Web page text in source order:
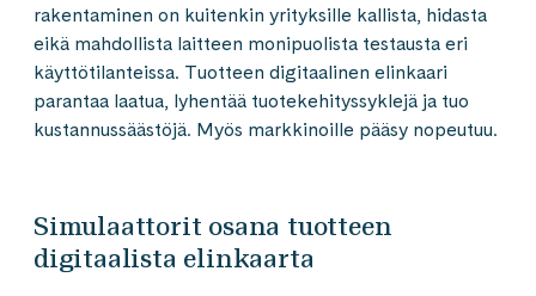
rakentaminen on kuitenkin yrityksille kallista, hidasta
eikä mahdollista laitteen monipuolista testausta eri
käyttötilanteissa. Tuotteen digitaalinen elinkaari
parantaa laatua, lyhentää tuotekehityssyklejä ja tuo
kustannussäästöjä. Myös markkinoille pääsy nopeutuu.
Simulaattorit osana tuotteen
digitaalista elinkaarta